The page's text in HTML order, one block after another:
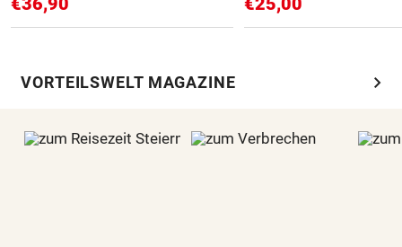
VORTEILSWELT MAGAZINE chevron_right